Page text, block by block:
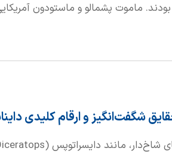
بودند. ماموت پشمالو و ماستودون
اما نام‌های دیگری مانند آمبلودون با
شگفت‌انگیز و ارقام کلیدی